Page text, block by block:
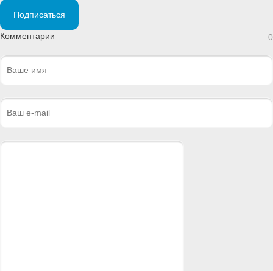
Подписаться
Комментарии 0